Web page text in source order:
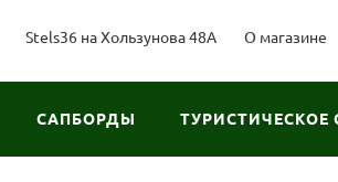
Stels36 на Хользунова 48А О магазине
САПБОРДЫ ТУРИСТИЧЕСКОЕ